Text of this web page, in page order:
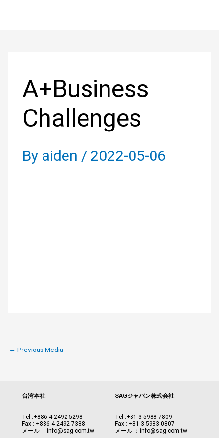
A+Business
Challenges
By aiden / 2022-05-06
← Previous Media
台湾本社
Tel :+886-4-2492-5298
Fax : +886-4-2492-7388
メール ： info@sag.com.tw
SAGジャパン株式会社
Tel :+81-3-5988-7809
Fax : +81-3-5983-0807
メール ：info@sag.com.tw